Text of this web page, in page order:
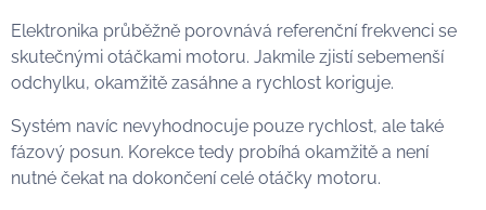
Elektronika průběžně porovnává referenční frekvenci se
skutečnými otáčkami motoru. Jakmile zjistí sebemenší
odchylku, okamžitě zasáhne a rychlost koriguje.
Systém navíc nevyhodnocuje pouze rychlost, ale také
fázový posun. Korekce tedy probíhá okamžitě a není
nutné čekat na dokončení celé otáčky motoru.